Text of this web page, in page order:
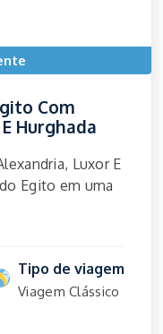
Com
Hurghada
Luxor E
Egito em uma
Tipo de viagem
Viagem Clássico